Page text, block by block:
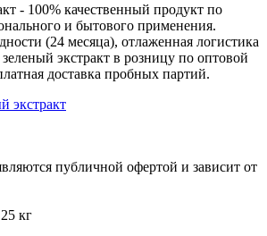
- 100% качественный продукт по
и бытового применения.
(24 месяца), отлаженная логистика
экстракт в розницу по оптовой
доставка пробных партий.
публичной офертой и зависит от
кг